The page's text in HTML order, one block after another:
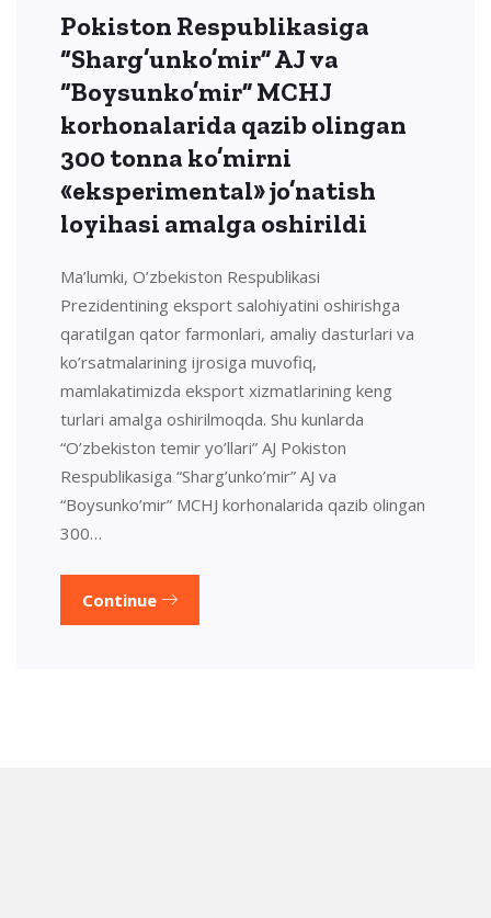
Pokiston Respublikasiga
“Sharg’unko’mir” AJ va
“Boysunko’mir” MCHJ
korhonalarida qazib olingan
300 tonna ko’mirni
«eksperimental» jo’natish
loyihasi amalga oshirildi
Ma’lumki, O’zbekiston Respublikasi
Prezidentining eksport salohiyatini oshirishga
qaratilgan qator farmonlari, amaliy dasturlari va
ko’rsatmalarining ijrosiga muvofiq,
mamlakatimizda eksport xizmatlarining keng
turlari amalga oshirilmoqda. Shu kunlarda
“O’zbekiston temir yo’llari” AJ Pokiston
Respublikasiga “Sharg’unko’mir” AJ va
“Boysunko’mir” MCHJ korhonalarida qazib olingan
300…
Continue